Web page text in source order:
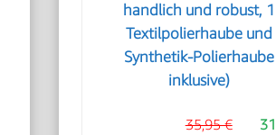
handlich und robust, 1
Textilpolierhaube und
Synthetik-Polierhaube
inklusive)
35,95 €